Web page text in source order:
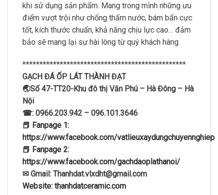
khi sử dụng sản phẩm. Mang trong mình những ưu
điểm vượt trội như chống thấm nước, bám bẩn cực
tốt, kích thước chuẩn, khả năng chịu lực cao… đảm
bảo sẽ mang lại sự hài lòng từ quý khách hàng
************************************************
GẠCH ĐÁ ỐP LÁT THÀNH ĐẠT
🌏Số 47-TT20-Khu đô thị Văn Phú – Hà Đông – Hà
Nội
☎: 0966.203.942 – 096.101.3646
📕 Fanpage 1:
https://www.facebook.com/vatlieuxaydungchuyennghiep
📕 Fanpage 2:
https://www.facebook.com/gachdaoplathanoi/
✉ Gmail: Thanhdat.vlxdht@gmail.com
Website: thanhdatceramic.com